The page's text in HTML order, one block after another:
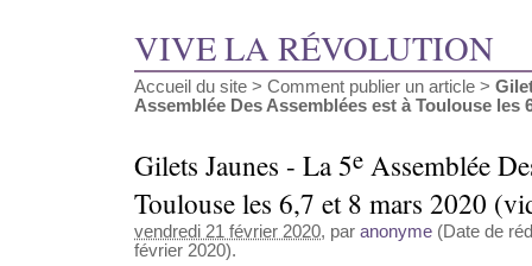
VIVE LA RÉVOLUTION
Accueil du site > Comment publier un article >
Assemblée Des Assemblées est à Toulouse les
Gilets Jaunes - La 5e Assemblée
Toulouse les 6,7 et 8 mars 2020
vendredi 21 février 2020, par anonyme (Date de
février 2020).